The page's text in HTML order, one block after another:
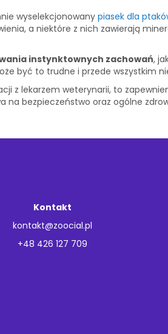
wyselekcjonowany piasek dla
a niektóre z nich zawierają
instynktownych zachowań,
być to trudne i przede wszystkim
z lekarzem weterynarii, to
na bezpieczeństwo oraz ogólne
Kontakt
kontakt@zoocial.pl
+48 426 127 709